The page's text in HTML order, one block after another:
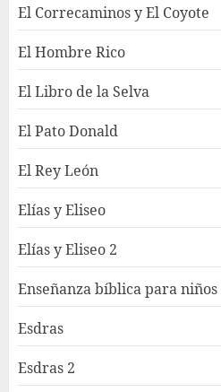
El Correcaminos y El Coyote
El Hombre Rico
El Libro de la Selva
El Pato Donald
El Rey León
Elías y Eliseo
Elías y Eliseo 2
Enseñanza bíblica para niños
Esdras
Esdras 2